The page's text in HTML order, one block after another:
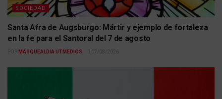
SOCIEDAD
Santa Afra de Augsburgo: Mártir y ejemplo de fortaleza
en la fe para el Santoral del 7 de agosto
POR MASQUEALDIA UTMEDIOS 07/08/2026